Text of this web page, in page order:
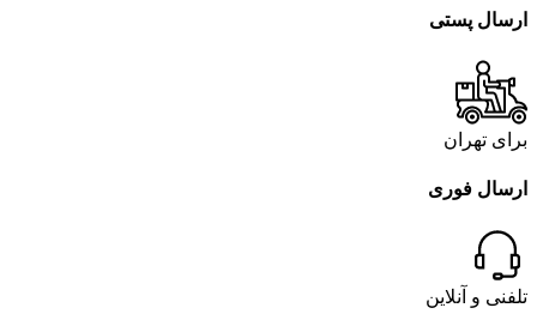
ارسال پستی
برای تهران
ارسال فوری
تلفنی و آنلاین